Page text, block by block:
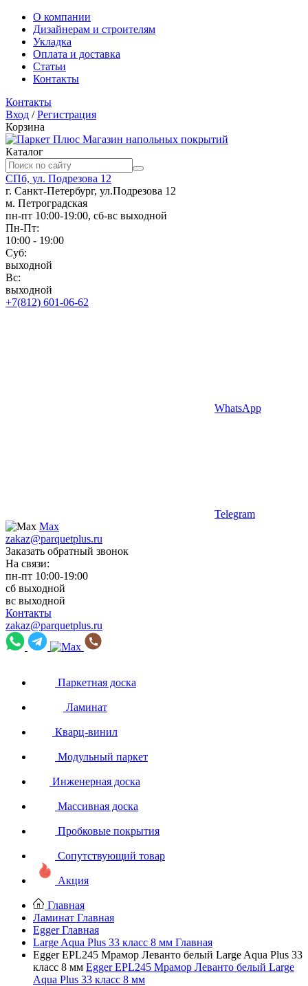
О компании
Дизайнерам и строителям
Укладка
Оплата и доставка
Статьи
Контакты
Контакты
Вход /Регистрация
Корзина
Магазин напольных покрытий
Каталог
СПб, ул. Подрезова 12
г. Санкт-Петербург, ул.Подрезова 12
м. Петроградская
пн-пт 10:00-19:00, сб-вс выходной
Пн-Пт:
10:00 - 19:00
Суб:
выходной
Вс:
выходной
+7(812) 601-06-62
WhatsApp
Telegram
Max
zakaz@parquetplus.ru
Заказать обратный звонок
На связи:
пн-пт 10:00-19:00
сб выходной
вс выходной
Контакты
zakaz@parquetplus.ru
Паркетная доска
Ламинат
Кварц-винил
Модульный паркет
Инженерная доска
Массивная доска
Пробковые покрытия
Сопутствующий товар
Акция
Главная
Ламинат Главная
Egger Главная
Large Aqua Plus 33 класс 8 мм Главная
Egger EPL245 Мрамор Леванто белый Large Aqua Plus 33
класс 8 мм Egger EPL245 Мрамор Леванто белый Large
Aqua Plus 33 класс 8 мм